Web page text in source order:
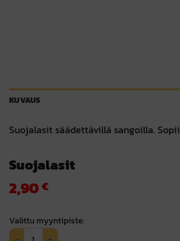
KUVAUS
Suojalasit säädettävillä sangoilla.
Suojalasit
2,90€
Valittu myyntipiste:
Suojalasit määrä